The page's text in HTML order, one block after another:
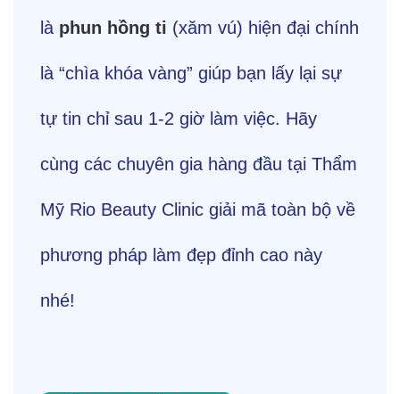
là phun hồng ti (xăm vú) hiện đại chính
là “chìa khóa vàng” giúp bạn lấy lại sự
tự tin chỉ sau 1-2 giờ làm việc. Hãy
cùng các chuyên gia hàng đầu tại Thẩm
Mỹ Rio Beauty Clinic giải mã toàn bộ về
phương pháp làm đẹp đỉnh cao này
nhé!